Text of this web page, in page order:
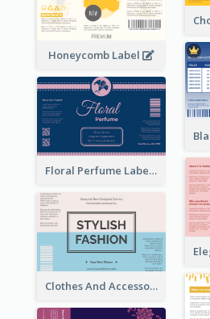
Honeycomb Label
Floral Perfume Label
Clothes And Accessories Label